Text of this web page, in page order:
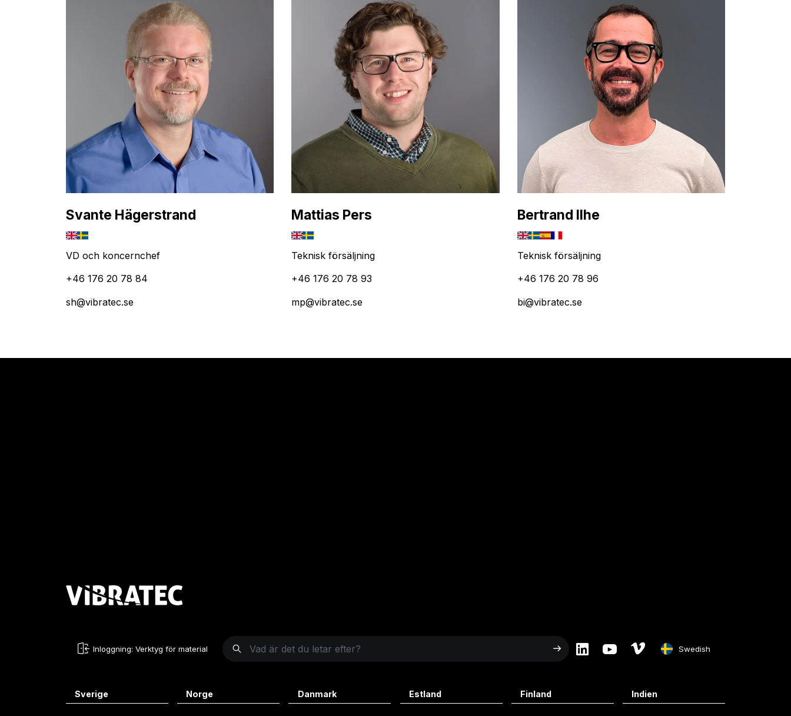
Svante Hägerstrand
VD och koncernchef
+46 176 20 78 84
sh@vibratec.se
Mattias Pers
Teknisk försäljning
+46 176 20 78 93
mp@vibratec.se
Bertrand Ilhe
Teknisk försäljning
+46 176 20 78 96
bi@vibratec.se
Inloggning: Verktyg för material Swedish
Sverige Norge Danmark Estland Finland Indien